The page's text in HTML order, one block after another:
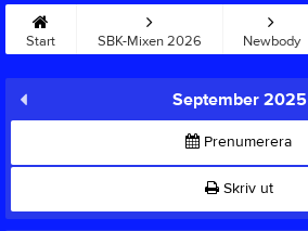
Start SBK-Mixen 2026 Newbody
September 2025
Prenumerera
Skriv ut